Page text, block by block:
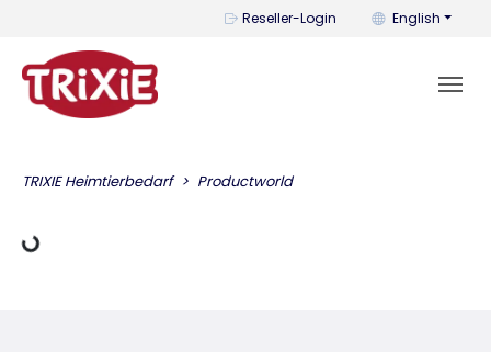
Reseller-Login You can
English
TRIXIE Heimtierbedarf Productworld
Loading Data